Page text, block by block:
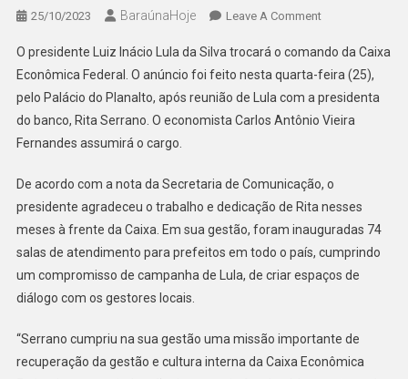
25/10/2023 BaraúnaHoje Leave A CommentOn
LULA
TROCA
COMANDO
DA
FEDERAL
O presidente Luiz Inácio Lula da Silva trocará o comando da Caixa
Econômica Federal. O anúncio foi feito nesta quarta-feira (25),
pelo Palácio do Planalto, após reunião de Lula com a presidenta
do banco, Rita Serrano. O economista Carlos Antônio Vieira
Fernandes assumirá o cargo.
De acordo com a nota da Secretaria de Comunicação, o
presidente agradeceu o trabalho e dedicação de Rita nesses
meses à frente da Caixa. Em sua gestão, foram inauguradas 74
salas de atendimento para prefeitos em todo o país, cumprindo
um compromisso de campanha de Lula, de criar espaços de
diálogo com os gestores locais.
“Serrano cumpriu na sua gestão uma missão importante de
recuperação da gestão e cultura interna da Caixa Econômica